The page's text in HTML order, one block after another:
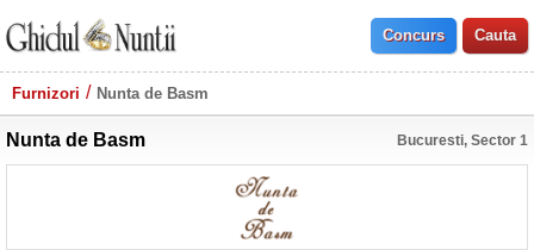
Furnizori Nunta de Basm
Nunta de Basm Bucuresti, Sector 1